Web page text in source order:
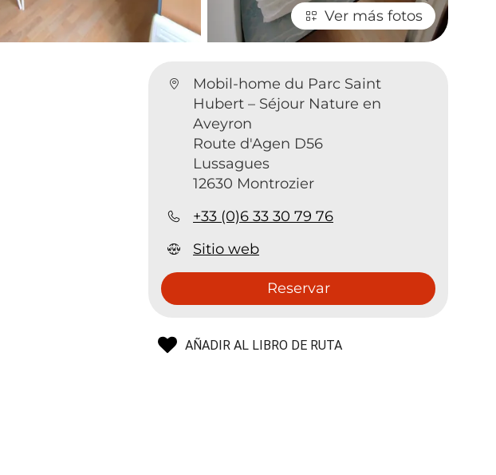
Ver más fotos
Mobil-home du Parc Saint
Hubert – Séjour Nature en
Aveyron
Route d'Agen D56
Lussagues
12630 Montrozier
+33 (0)6 33 30 79 76
Sitio web
Reservar
AÑADIR AL LIBRO DE RUTA